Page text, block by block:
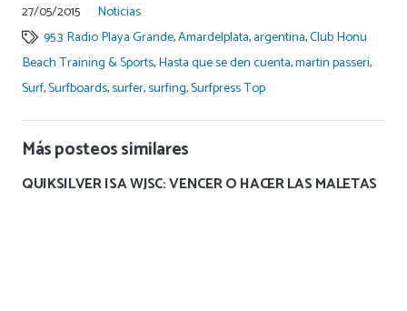
27/05/2015
Noticias
95.3 Radio Playa Grande,Amardelplata,argentina,Club Honu
Beach Training & Sports,Hasta que se den cuenta,martin passeri,
Surf,Surfboards,surfer,surfing,Surfpress Top
Más posteos similares
QUIKSILVER ISA WJSC: VENCER O HACER LAS MALETAS